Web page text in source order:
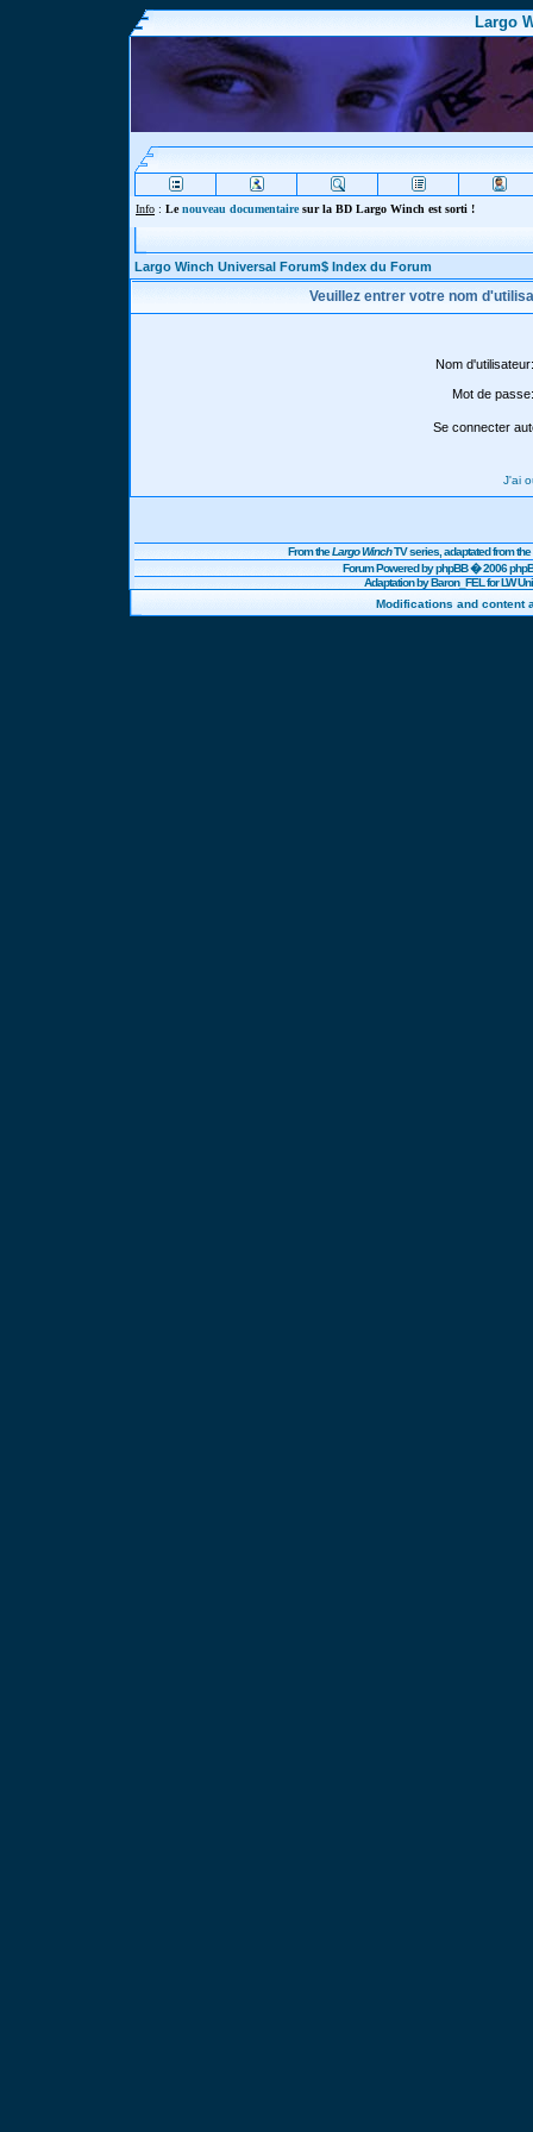
Largo
Info : Lenouveau documentairesur la BD Largo Winch est sorti !
Largo Winch Universal Forum$ Index du Forum
Veuillez entrer votre nom
Nom d'utilisateur:
Mot de passe:
Se connecter
J'ai
From theLargo WinchTV series, adaptated from
Forum Powered byphpBB� 2006
Adaptation by Baron_FEL for LW
Modifications and content